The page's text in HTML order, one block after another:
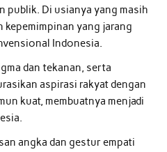
publik. Di usianya yang masih
kepemimpinan yang jarang
Indonesia.
dan tekanan, serta
aspirasi rakyat dengan
kuat, membuatnya menjadi
angka dan gestur empati